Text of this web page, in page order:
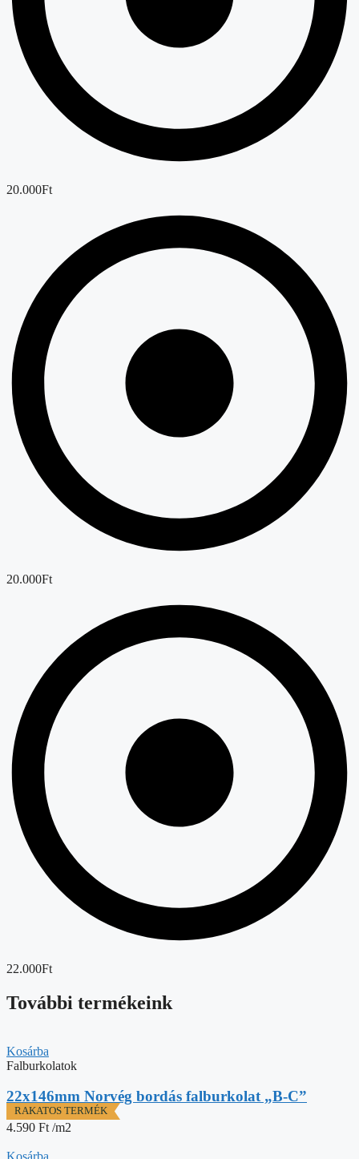
20.000Ft
20.000Ft
22.000Ft
További termékeink
Kosárba
Falburkolatok
22x146mm Norvég bordás falburkolat „B-C”
4.590 Ft /m2
Kosárba